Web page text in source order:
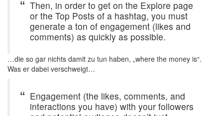
Then, in order to get on the Explore page
or the Top Posts of a hashtag, you must
generate a ton of engagement (likes and
comments) as quickly as possible.
…die so gar nichts damit zu tun haben, „where the money is“.
Was er dabei verschweigt…
Engagement (the likes, comments, and
interactions you have) with your followers